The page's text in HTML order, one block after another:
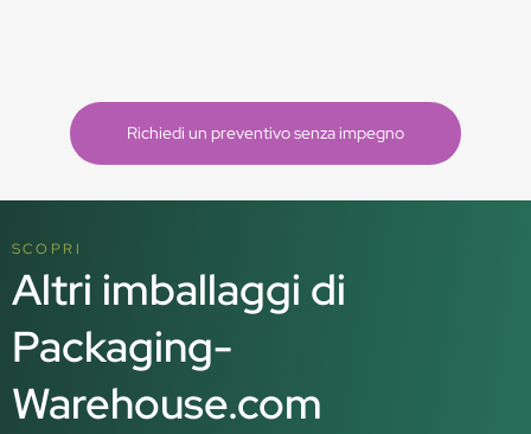
Richiedi un preventivo senza impegno
SCOPRI
Altri imballaggi di
Packaging-
Warehouse.com